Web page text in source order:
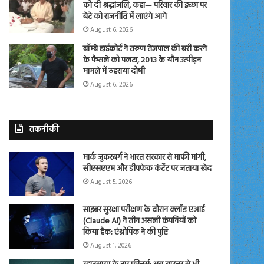
को दी श्रद्धांजलि, कहा— परिवार की इच्छा पर
बेटे को राजनीति में लाएंगे आगे
August 6, 2026
बॉम्बे हाईकोर्ट ने तरुण तेजपाल की बरी करने
के फैसले को पलटा, 2013 के यौन उत्पीड़न
मामले में ठहराया दोषी
August 6, 2026
तकनीकी
मार्क जुकरबर्ग ने भारत सरकार से माफी मांगी,
सीएसएएम और डीपफेक कंटेंट पर जताया खेद
August 5, 2026
साइबर सुरक्षा परीक्षण के दौरान क्लॉड एआई
(Claude AI) ने तीन असली कंपनियों को
किया हैक: एंथ्रोपिक ने की पुष्टि
August 1, 2026